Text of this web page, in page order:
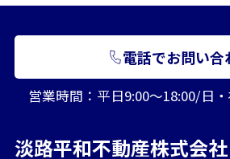
電話でお問い合
営業時間：平日9:00～18:00/日
淡路平和不動産株式会社